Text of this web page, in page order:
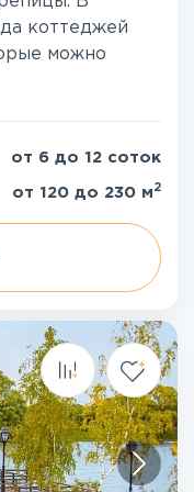
коттеджей
можно
от 6 до 12 соток
от 120 до 230 м 2